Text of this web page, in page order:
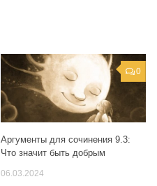
0
Аргументы для сочинения 9.3:
Что значит быть добрым
06.03.2024